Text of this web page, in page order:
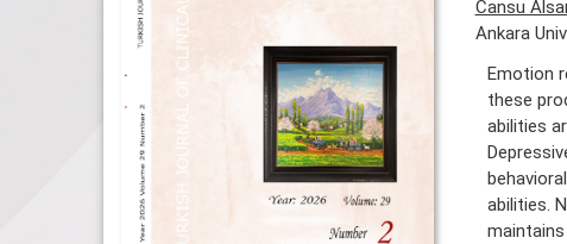
Cansu
Ankara
Emotion
these
abilities
abilities.